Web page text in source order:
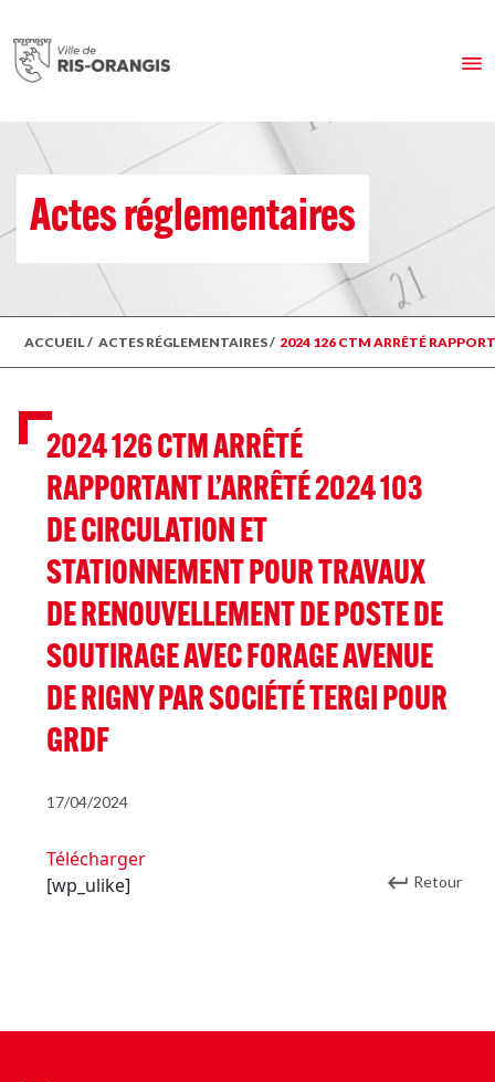
Actes réglementaires
ACCUEIL/ ACTES RÉGLEMENTAIRES/ 2024 126 CTM ARRÊTÉ
2024 126 CTM ARRÊTÉ
RAPPORTANT L’ARRÊTÉ 2024 103
DE CIRCULATION ET
STATIONNEMENT POUR TRAVAUX
DE RENOUVELLEMENT DE POSTE DE
SOUTIRAGE AVEC FORAGE AVENUE
DE RIGNY PAR SOCIÉTÉ TERGI POUR
GRDF
17/04/2024
Télécharger
[wp_ulike]
Retour